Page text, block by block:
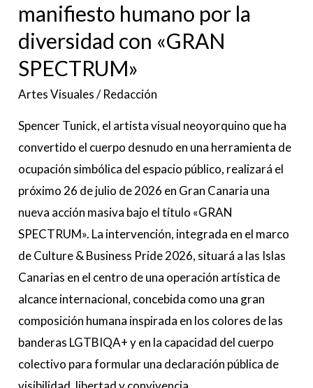
manifiesto humano por la
diversidad con «GRAN
SPECTRUM»
Artes Visuales/Redacción
Spencer Tunick, el artista visual neoyorquino que ha
convertido el cuerpo desnudo en una herramienta de
ocupación simbólica del espacio público, realizará el
próximo 26 de julio de 2026 en Gran Canaria una
nueva acción masiva bajo el título «GRAN
SPECTRUM». La intervención, integrada en el marco
de Culture & Business Pride 2026, situará a las Islas
Canarias en el centro de una operación artística de
alcance internacional, concebida como una gran
composición humana inspirada en los colores de las
banderas LGTBIQA+ y en la capacidad del cuerpo
colectivo para formular una declaración pública de